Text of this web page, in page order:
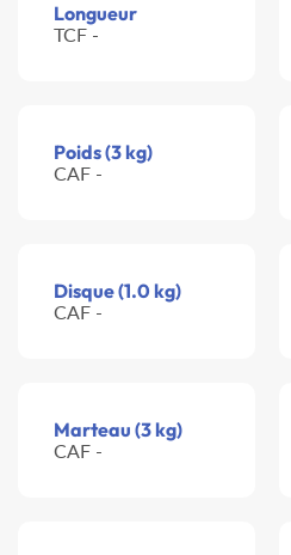
Longueur
TCF -
Poids (3 kg)
CAF -
Disque (1.0 kg)
CAF -
Marteau (3 kg)
CAF -